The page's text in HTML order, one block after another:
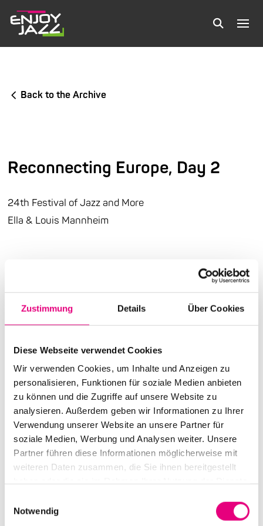
Zustimmung Details Über Cookies
Diese Webseite verwendet Cookies
Wir verwenden Cookies, um Inhalte und Anzeigen zu
personalisieren, Funktionen für soziale Medien anbieten
zu können und die Zugriffe auf unsere Website zu
analysieren. Außerdem geben wir Informationen zu Ihrer
Verwendung unserer Website an unsere Partner für
soziale Medien, Werbung und Analysen weiter. Unsere
Partner führen diese Informationen möglicherweise mit
weiteren Daten zusammen, die Sie ihnen bereitgestellt
Notwendig
Back to the Archive
Reconnecting Europe, Day 2
24th Festival of Jazz and More
Ella & Louis Mannheim
Doors open:May7, 2022 – 6:00 p.m.
Cast:
Pesaro Jazz Club / Pesaro, Italy
Lisa Wilhelm Duo / Germany
Rémi Fox solo / Metz, France
Moodinies / Mannheim, Germany
Silva & Gabirro / Portugal
Advance ticket price: €8.70
Box office:€12.00
Mannheim